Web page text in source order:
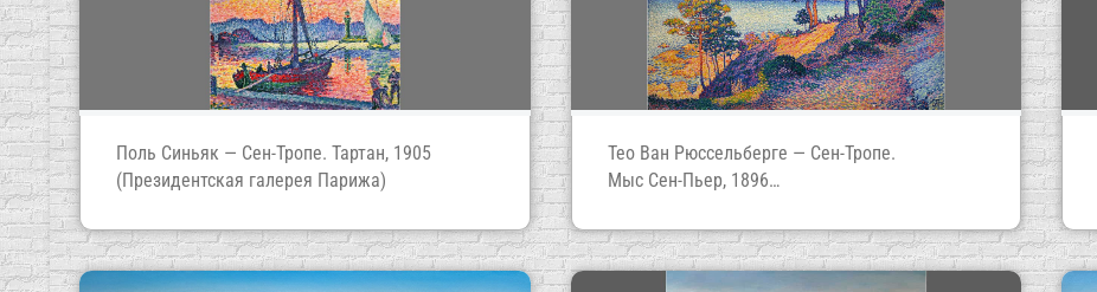
Поль Синьяк — Сен-Тропе. Тартан, 1905
(Президентская галерея Парижа)
Тео Ван Рюссельберге — Сен-Тропе.
Мыс Сен-Пьер, 1896
и искусства, Люксембург)